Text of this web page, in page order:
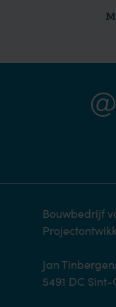
Bouwbedrijf
Jan
5491 DC